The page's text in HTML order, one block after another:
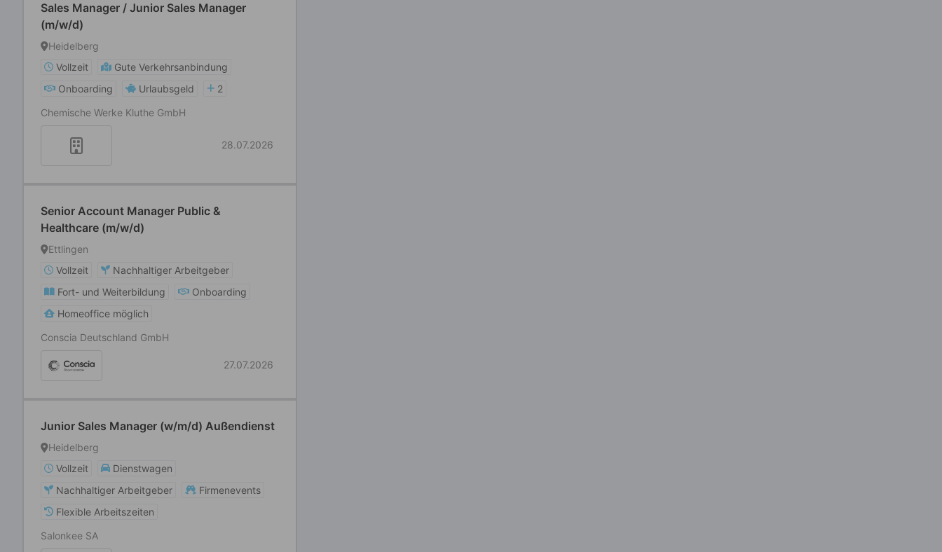
Sales Manager / Junior Sales Manager
(m/w/d)
Heidelberg
Vollzeit
Gute Verkehrsanbindung
Onboarding
Urlaubsgeld
2
Chemische Werke Kluthe GmbH
28.07.2026
Senior Account Manager Public &
Healthcare (m/w/d)
Ettlingen
Vollzeit
Nachhaltiger Arbeitgeber
Fort- und Weiterbildung
Onboarding
Homeoffice möglich
Conscia Deutschland GmbH
27.07.2026
Junior Sales Manager (w/m/d) Außendienst
Heidelberg
Vollzeit
Dienstwagen
Nachhaltiger Arbeitgeber
Firmenevents
Flexible Arbeitszeiten
Salonkee SA